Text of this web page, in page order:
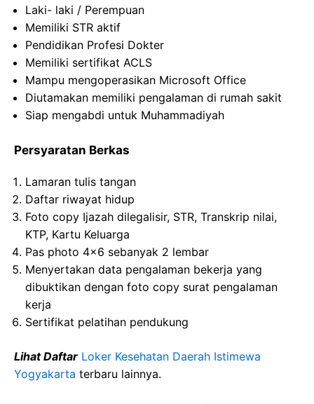
Laki- laki / Perempuan
Memiliki STR aktif
Pendidikan Profesi Dokter
Memiliki sertifikat ACLS
Mampu mengoperasikan Microsoft Office
Diutamakan memiliki pengalaman di rumah sakit
Siap mengabdi untuk Muhammadiyah
Persyaratan Berkas
Lamaran tulis tangan
Daftar riwayat hidup
Foto copy Ijazah dilegalisir, STR, Transkrip nilai,
KTP, Kartu Keluarga
Pas photo 4×6 sebanyak 2 lembar
Menyertakan data pengalaman bekerja yang
dibuktikan dengan foto copy surat pengalaman
kerja
Sertifikat pelatihan pendukung
Lihat Daftar Loker Kesehatan Daerah Istimewa
Yogyakarta terbaru lainnya.